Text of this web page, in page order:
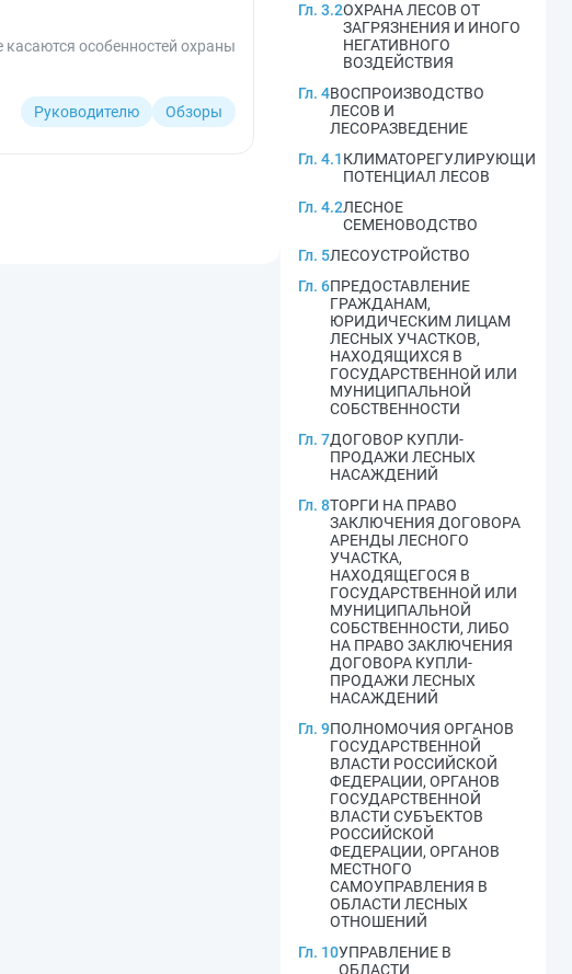
особенностей охраны
Руководителю Обзоры
Гл. 3.2ОХРАНА ЛЕСОВ ОТ
ЗАГРЯЗНЕНИЯ И ИНОГО
НЕГАТИВНОГО
ВОЗДЕЙСТВИЯ
Гл. 4ВОСПРОИЗВОДСТВО
ЛЕСОВ И
ЛЕСОРАЗВЕДЕНИЕ
Гл. 4.1КЛИМАТОРЕГУЛИРУЮЩИЙ
ПОТЕНЦИАЛ ЛЕСОВ
Гл. 4.2ЛЕСНОЕ
СЕМЕНОВОДСТВО
Гл. 5ЛЕСОУСТРОЙСТВО
Гл. 6ПРЕДОСТАВЛЕНИЕ
ГРАЖДАНАМ,
ЮРИДИЧЕСКИМ ЛИЦАМ
ЛЕСНЫХ УЧАСТКОВ,
НАХОДЯЩИХСЯ В
ГОСУДАРСТВЕННОЙ ИЛИ
МУНИЦИПАЛЬНОЙ
СОБСТВЕННОСТИ
Гл. 7ДОГОВОР КУПЛИ-
ПРОДАЖИ ЛЕСНЫХ
НАСАЖДЕНИЙ
Гл. 8ТОРГИ НА ПРАВО
ЗАКЛЮЧЕНИЯ ДОГОВОРА
АРЕНДЫ ЛЕСНОГО
УЧАСТКА,
НАХОДЯЩЕГОСЯ В
ГОСУДАРСТВЕННОЙ ИЛИ
МУНИЦИПАЛЬНОЙ
СОБСТВЕННОСТИ, ЛИБО
НА ПРАВО ЗАКЛЮЧЕНИЯ
ДОГОВОРА КУПЛИ-
ПРОДАЖИ ЛЕСНЫХ
НАСАЖДЕНИЙ
Гл. 9ПОЛНОМОЧИЯ ОРГАНОВ
ГОСУДАРСТВЕННОЙ
ВЛАСТИ РОССИЙСКОЙ
ФЕДЕРАЦИИ, ОРГАНОВ
ГОСУДАРСТВЕННОЙ
ВЛАСТИ СУБЪЕКТОВ
РОССИЙСКОЙ
ФЕДЕРАЦИИ, ОРГАНОВ
МЕСТНОГО
САМОУПРАВЛЕНИЯ В
ОБЛАСТИ ЛЕСНЫХ
ОТНОШЕНИЙ
Гл. 10УПРАВЛЕНИЕ В
ОБЛАСТИ